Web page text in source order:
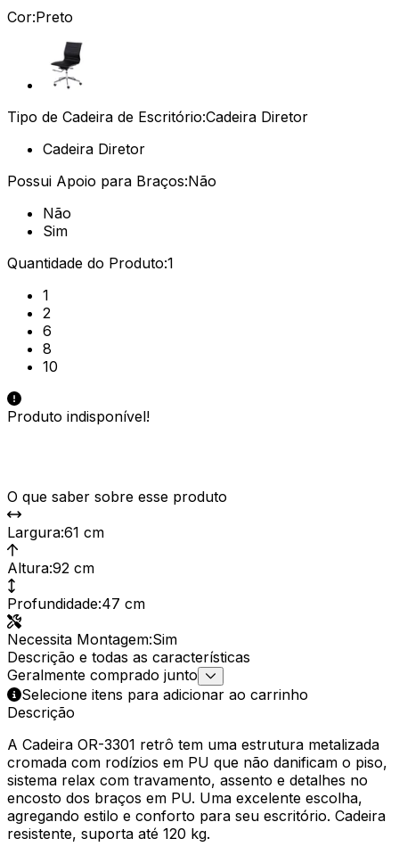
Cor:Preto
Tipo de Cadeira de Escritório:Cadeira Diretor
Cadeira Diretor
Possui Apoio para Braços:Não
Não
Sim
Quantidade do Produto:1
1
2
6
8
10
Produto indisponível!
O que saber sobre esse produto
Largura:61 cm
Altura:92 cm
Profundidade:47 cm
Necessita Montagem:Sim
Descrição e todas as características
Geralmente comprado junto
Selecione itens para adicionar ao carrinho
Descrição
A Cadeira OR-3301 retrô tem uma estrutura metalizada
cromada com rodízios em PU que não danificam o piso,
sistema relax com travamento, assento e detalhes no
encosto dos braços em PU. Uma excelente escolha,
agregando estilo e conforto para seu escritório. Cadeira
resistente, suporta até 120 kg.